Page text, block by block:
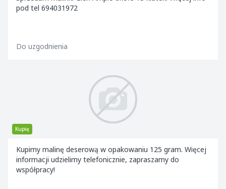
pod tel 694031972
Do uzgodnienia
Kupię
Kupimy malinę deserową w opakowaniu 125 gram. Więcej
informacji udzielimy telefonicznie, zapraszamy do
współpracy!